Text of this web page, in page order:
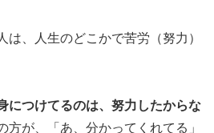
は、人生のどこかで苦労（努力）
につけてるのは、努力したからな
方が、「あ、分かってくれてる」